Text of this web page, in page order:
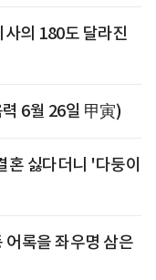
의 180도 달라진
6월 26일 甲寅)
싫다더니 '다둥이
록을 좌우명 삼은